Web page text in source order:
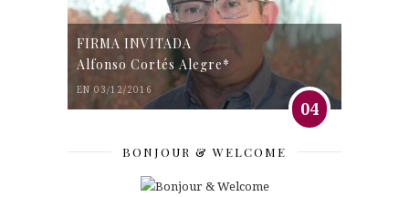
FIRMA INVITADA
Alfonso Cortés Alegre*
EN 03/12/2016
04
BONJOUR & WELCOME